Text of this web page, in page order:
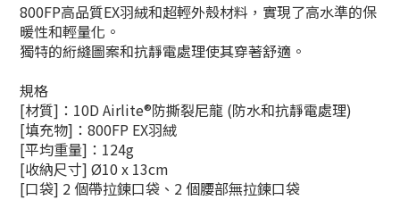
800FP高品質EX羽絨和超輕外殼材料，實現了高水準的保
暖性和輕量化。
獨特的絎縫圖案和抗靜電處理使其穿著舒適。
規格
[材質]：10D Airlite®防撕裂尼龍 (防水和抗靜電處理)
[填充物]：800FP EX羽絨
[平均重量]：124g
[收納尺寸] Ø10 x 13cm
[口袋] 2 個帶拉鍊口袋、2 個腰部無拉鍊口袋